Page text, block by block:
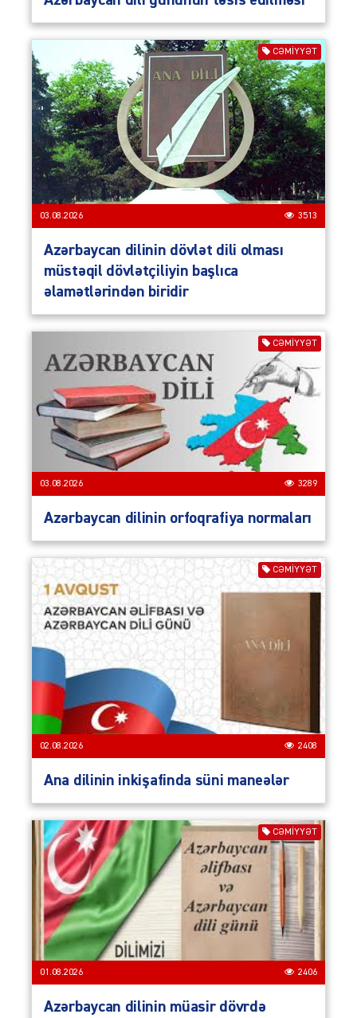
CƏMIYYƏT
03.08.2026 3513
Azərbaycan dilinin dövlət dili olması
müstəqil dövlətçiliyin başlıca
əlamətlərindən biridir
CƏMIYYƏT
03.08.2026 3289
Azərbaycan dilinin orfoqrafiya normaları
CƏMIYYƏT
02.08.2026 2408
Ana dilinin inkişafinda süni maneələr
CƏMIYYƏT
01.08.2026 2406
Azərbaycan dilinin müasir dövrdə